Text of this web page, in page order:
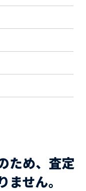
ため、査定
せん。